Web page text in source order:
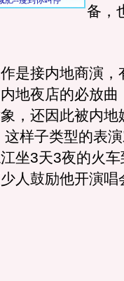
备，
接内地商演，
地夜店的必放曲
，还因此被内地
这样子类型的表
坐3天3夜的火
人鼓励他开演唱